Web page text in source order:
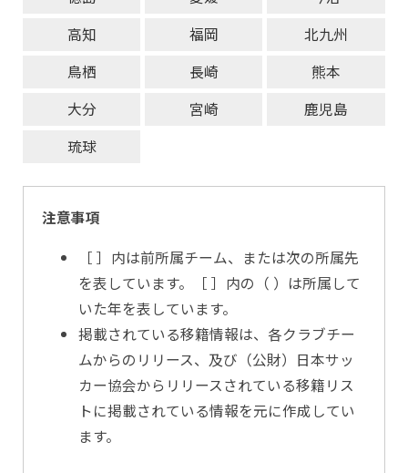
高知
福岡
北九州
鳥栖
長崎
熊本
大分
宮崎
鹿児島
琉球
注意事項
［ ］内は前所属チーム、または次の所属先
を表しています。［ ］内の（ ）は所属して
いた年を表しています。
掲載されている移籍情報は、各クラブチー
ムからのリリース、及び（公財）日本サッ
カー協会からリリースされている移籍リス
トに掲載されている情報を元に作成してい
ます。